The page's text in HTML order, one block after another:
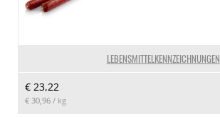
LEBENSMITTELKENNZEICHNUNGEN
€ 23,22
€ 30,96 / kg